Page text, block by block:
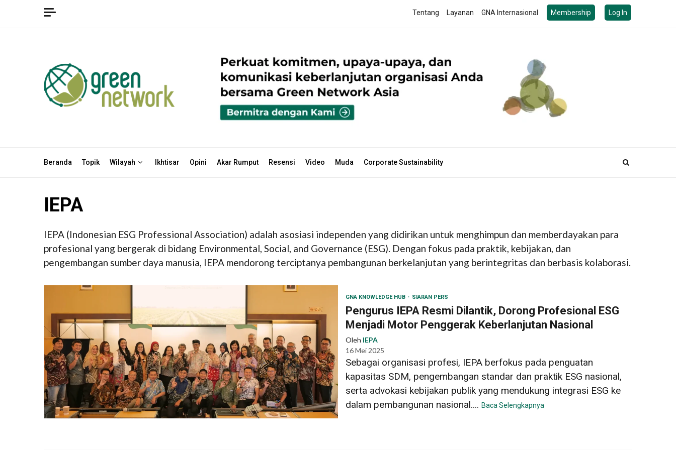
Tentang Layanan GNA Internasional Membership Log In
Beranda Topik Wilayah Ikhtisar Opini Akar Rumput Resensi Video Muda Corporate Sustainability
IEPA
IEPA (Indonesian ESG Professional Association) adalah asosiasi independen yang didirikan untuk menghimpun dan memberdayakan para
profesional yang bergerak di bidang Environmental, Social, and Governance (ESG). Dengan fokus pada praktik, kebijakan, dan
pengembangan sumber daya manusia, IEPA mendorong terciptanya pembangunan berkelanjutan yang berintegritas dan berbasis kolaborasi.
GNA KNOWLEDGE HUB SIARAN PERS
Pengurus IEPA Resmi Dilantik, Dorong Profesional ESG
Menjadi Motor Penggerak Keberlanjutan Nasional
Oleh IEPA
16 Mei 2025
Sebagai organisasi profesi, IEPA berfokus pada penguatan
kapasitas SDM, pengembangan standar dan praktik ESG nasional,
serta advokasi kebijakan publik yang mendukung integrasi ESG ke
dalam pembangunan nasional.... Baca Selengkapnya